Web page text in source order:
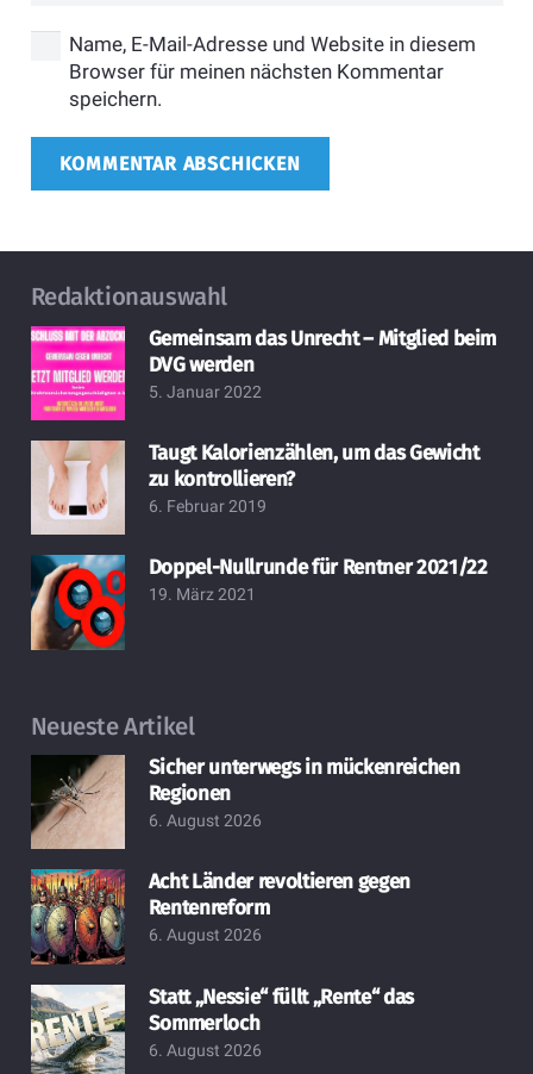
Name, E-Mail-Adresse und Website in diesem
Browser für meinen nächsten Kommentar
speichern.
KOMMENTAR ABSCHICKEN
Redaktionauswahl
Gemeinsam das Unrecht – Mitglied beim
DVG werden
5. Januar 2022
Taugt Kalorienzählen, um das Gewicht
zu kontrollieren?
6. Februar 2019
Doppel-Nullrunde für Rentner 2021/22
19. März 2021
Neueste Artikel
Sicher unterwegs in mückenreichen
Regionen
6. August 2026
Acht Länder revoltieren gegen
Rentenreform
6. August 2026
Statt „Nessie“ füllt „Rente“ das
Sommerloch
6. August 2026